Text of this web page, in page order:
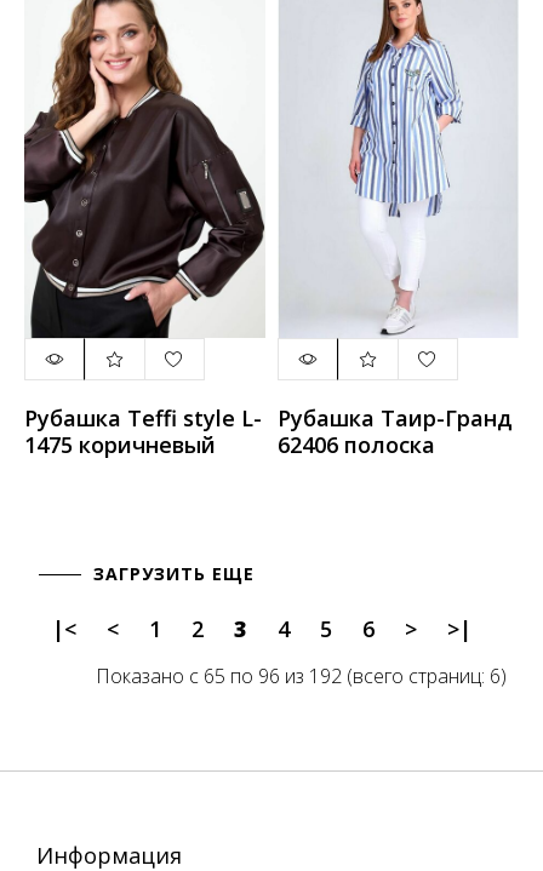
Рубашка Teffi style L-
1475 коричневый
Рубашка Таир-Гранд
62406 полоска
ЗАГРУЗИТЬ ЕЩЕ
|< < 1 2 3 4 5 6 > >|
Показано с 65 по 96 из 192 (всего страниц: 6)
Информация